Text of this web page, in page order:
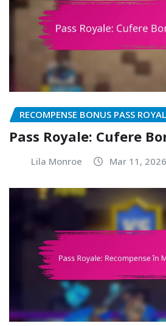
RECOMPENSE BONUS PASS
Pass Royale: Cufere
Lila Monroe Mar 11, 2026